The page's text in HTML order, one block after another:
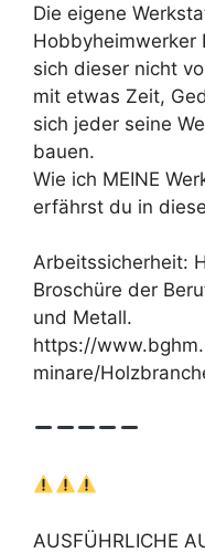
Die eigene
Hobbyheimwerker
sich dieser nicht
mit etwas Zeit,
sich jeder seine
bauen.
Wie ich MEINE
erfährst du in
Arbeitssicherheit:
Broschüre der
und Metall.
https://
minare/
AUSFÜHRLICHE